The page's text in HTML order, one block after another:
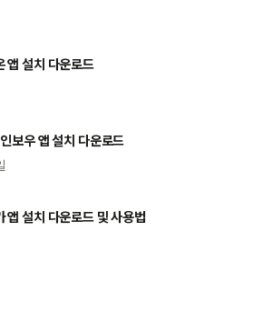
앱 설치 다운로드
보우 앱 설치 다운로드
앱 설치 다운로드 및 사용법